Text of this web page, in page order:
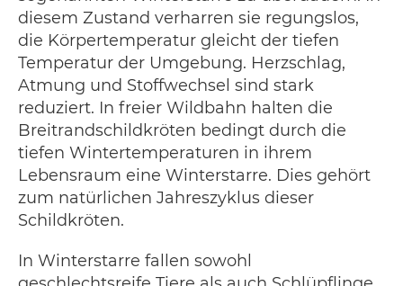
diesem Zustand verharren sie regungslos,
die Körpertemperatur gleicht der tiefen
Temperatur der Umgebung. Herzschlag,
Atmung und Stoffwechsel sind stark
reduziert. In freier Wildbahn halten die
Breitrandschildkröten bedingt durch die
tiefen Wintertemperaturen in ihrem
Lebensraum eine Winterstarre. Dies gehört
zum natürlichen Jahreszyklus dieser
Schildkröten.
In Winterstarre fallen sowohl